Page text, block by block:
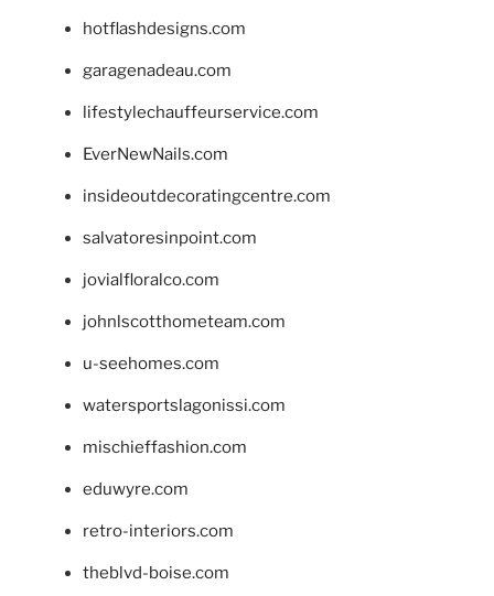
hotflashdesigns.com
garagenadeau.com
lifestylechauffeurservice.com
EverNewNails.com
insideoutdecoratingcentre.com
salvatoresinpoint.com
jovialfloralco.com
johnlscotthometeam.com
u-seehomes.com
watersportslagonissi.com
mischieffashion.com
eduwyre.com
retro-interiors.com
theblvd-boise.com